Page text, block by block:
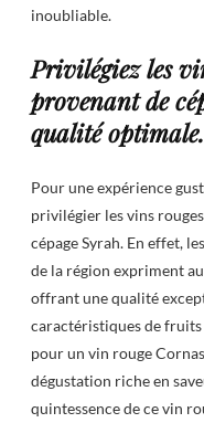
inoubliable.
Privilégiez les
provenant de
qualité optimale.
Pour une expérience
privilégier les vins
cépage Syrah. En effet,
de la région expriment
offrant une qualité
caractéristiques de fruits
pour un vin rouge
dégustation riche en
quintessence de ce vin